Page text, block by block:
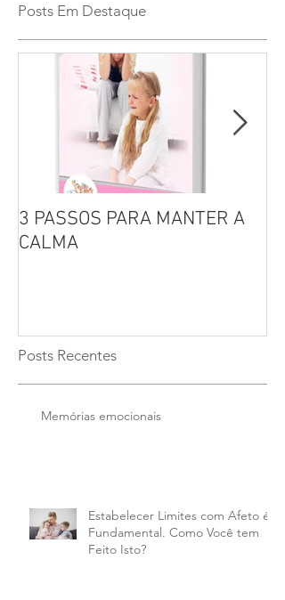
Posts Em Destaque
3 PASSOS PARA MANTER A
CALMA
Posts Recentes
Memórias emocionais
Estabelecer Limites com Afeto é
Fundamental. Como Você tem
Feito Isto?